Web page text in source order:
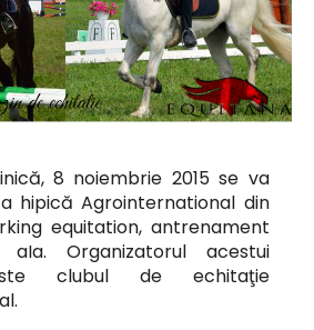
8 noiembrie 2015 se va
hipică Agrointernational din
equitation, antrenament
aIa. Organizatorul acestui
clubul de echitaţie